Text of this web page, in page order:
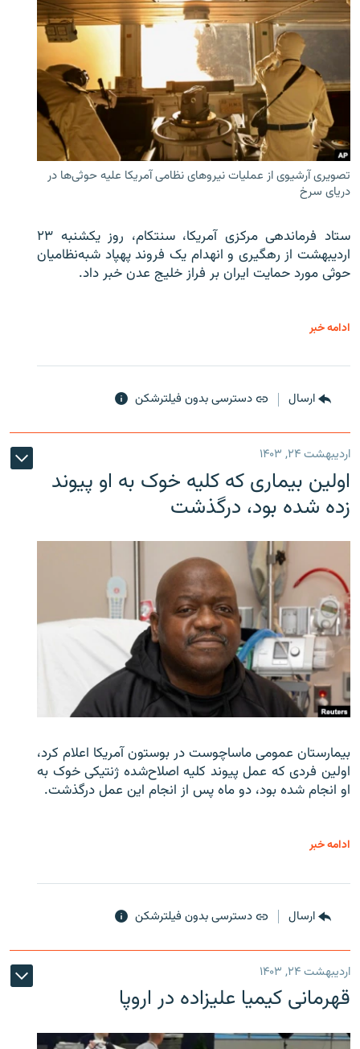
تصویری آرشیوی از عملیات نیروهای نظامی آمریکا علیه حوثی‌ها در
دریای سرخ
ستاد فرماندهی مرکزی آمریکا، سنتکام، روز یکشنبه ۲۳
اردیبهشت از رهگیری و انهدام یک فروند پهپاد شبه‌نظامیان
حوثی‌ مورد حمایت ایران بر فراز خلیج عدن خبر داد.
ادامه خبر
ارسال دسترسی بدون فیلترشکن
اردیبهشت ۲۴, ۱۴۰۳
اولین بیماری که کلیه خوک به او پیوند
زده شده بود، درگذشت
بیمارستان عمومی ماساچوست در بوستون آمریکا اعلام کرد،
اولین فردی که عمل پیوند کلیه اصلاح‌شده ژنتیکی خوک به
او انجام شده بود، دو ماه پس از انجام این عمل درگذشت.
ادامه خبر
ارسال دسترسی بدون فیلترشکن
اردیبهشت ۲۴, ۱۴۰۳
قهرمانی کیمیا علیزاده در اروپا